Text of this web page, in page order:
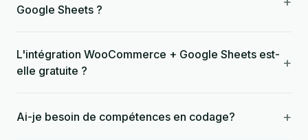
Google Sheets ?
L'intégration WooCommerce + Google Sheets est-
elle gratuite ?
+
Ai-je besoin de compétences en codage? +